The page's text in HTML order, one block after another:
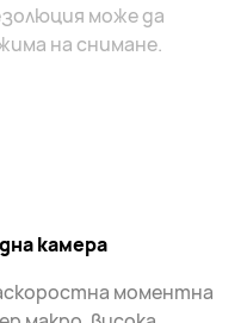
може да
на снимане.
камера
моментна